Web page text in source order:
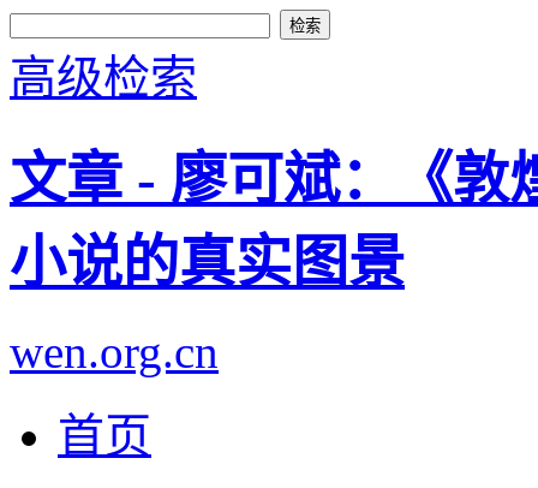
高级检索
文章 - 廖可斌：《敦
小说的真实图景
wen.org.cn
首页